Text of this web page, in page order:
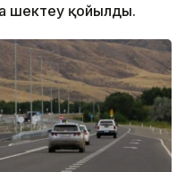
шектеу қойылды.